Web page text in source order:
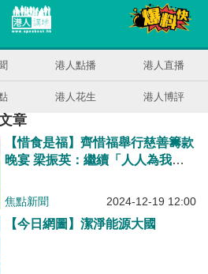
港人點播 港人直播
港人花生 港人博評
章
【惜食是福】齊惜福舉行慈善籌款
晚宴 梁振英：繼續「人人為我、
團結增進社會福祉
焦點新聞 2024-12-19 12:00
【今日網圖】潔淨能源大國